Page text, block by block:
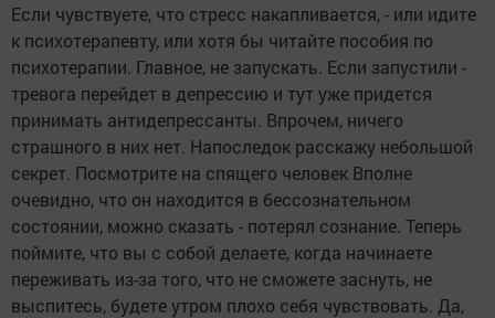
Если чувствуете, что стресс накапливается, - или идите
к психотерапевту, или хотя бы читайте пособия по
психотерапии. Главное, не запускать. Если запустили -
тревога перейдет в депрессию и тут уже придется
принимать антидепрессанты. Впрочем, ничего
страшного в них нет. Напоследок расскажу небольшой
секрет. Посмотрите на спящего человек Вполне
очевидно, что он находится в бессознательном
состоянии, можно сказать - потерял сознание. Теперь
поймите, что вы с собой делаете, когда начинаете
переживать из-за того, что не сможете заснуть, не
выспитесь, будете утром плохо себя чувствовать. Да,